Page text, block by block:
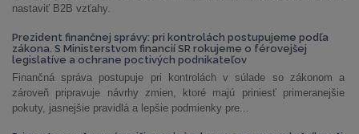
nastaviť B2B vzťahy.
Prezident finančnej správy: pri kontrolách postupujeme podľa
zákona. S Ministerstvom financií SR rokujeme o férovejšej
legislatíve a ochrane poctivých podnikateľov
Finančná správa postupuje pri kontrolách v súlade so zákonom a
zároveň pripravuje návrhy zmien, ktoré majú priniesť primeranejšie
pokuty, jasnejšie pravidlá a lepšie podmienky pre...